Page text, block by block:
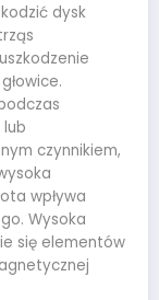
dysk
czynnikiem,
wpływa
Wysoka
się elementów